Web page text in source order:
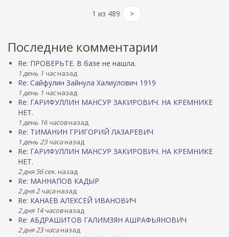
1 из 489 >
Последние комментарии
Re: ПРОВЕРЬТЕ. В базе не нашла.
1 день 1 часназад
Re: Сайфулин Зайнула Халиулович 1919
1 день 1 часназад
Re: ГАРИФУЛЛИН МАНСУР ЗАКИРОВИЧ. НА КРЕМНИКЕ
НЕТ.
1 день 16 часовназад
Re: ТИМАНИН ГРИГОРИЙ ЛАЗАРЕВИЧ
1 день 23 часаназад
Re: ГАРИФУЛЛИН МАНСУР ЗАКИРОВИЧ. НА КРЕМНИКЕ
НЕТ.
2 дня 56 сек. назад
Re: МАННАПОВ КАДЫР
2 дня 2 часаназад
Re: КАНАЕВ АЛЕКСЕЙ ИВАНОВИЧ
2 дня 14 часовназад
Re: АБДРАШИТОВ ГАЛИМЗЯН АШРАФЬЯНОВИЧ
2 дня 23 часаназад